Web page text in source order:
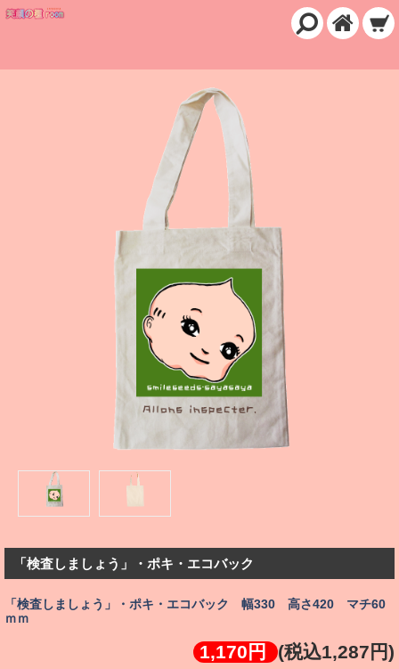
「検査しましょう」・ポキ・エコバック
「検査しましょう」・ポキ・エコバック 幅330 高さ420 マチ60
ｍｍ
1,170円 (税込1,287円)